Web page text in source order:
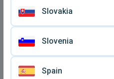
Οδυσσέας ο πανούργος
φιγούρα υπογήινοι El Greco
€ 10
Slovakia
Slovenia
Spain